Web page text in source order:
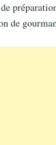
de